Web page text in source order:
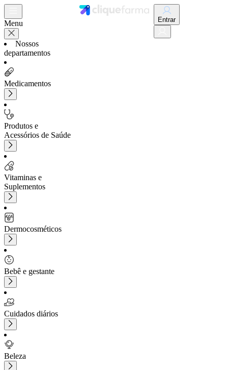
Menu
Nossos
departamentos
Medicamentos
Produtos e
Acessórios de Saúde
Vitaminas e
Suplementos
Dermocosméticos
Bebê e gestante
Cuidados diários
Beleza
Entrar